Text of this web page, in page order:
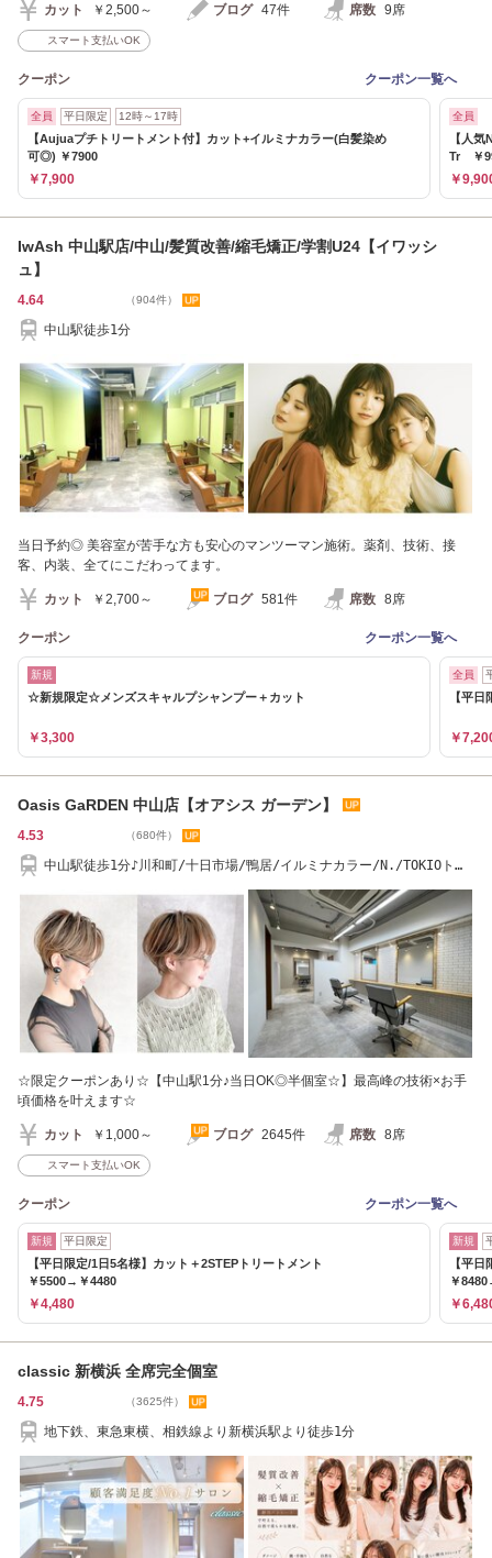
カット ￥2,500～ ブログ 47件 席数 9席
スマート支払いOK
クーポン クーポン一覧へ
全員 平日限定 12時～17時
【Aujuaプチトリートメント付】カット+イルミナカラー(白髪染め
可◎) ￥7900
￥7,900
全員
【人
Tr ￥
￥
IwAsh 中山駅店/中山/髪質改善/縮毛矯正/学割U24【イワッシ
ュ】
4.64 （904件）
中山駅徒歩1分
当日予約◎ 美容室が苦手な方も安心のマンツーマン施術。薬剤、技術、接
客、内装、全てにこだわってます。
カット ￥2,700～ ブログ 581件 席数 8席
クーポン クーポン一覧へ
新規
☆新規限定☆メンズスキャルプシャンプー＋カット
￥3,300
全員
【平
￥
Oasis GaRDEN 中山店【オアシス ガーデン】
4.53 （680件）
中山駅徒歩1分♪川和町/十日市場/鴨居/イルミナカラー/N./TOKIOトリ
☆限定クーポンあり☆【中山駅1分♪当日OK◎半個室☆】最高峰の技術×お手
頃価格を叶えます☆
カット ￥1,000～ ブログ 2645件 席数 8席
スマート支払いOK
クーポン クーポン一覧へ
新規 平日限定
【平日限定/1日5名様】カット＋2STEPトリートメント
￥5500→￥4480
￥4,480
新規
【平
￥
￥
classic 新横浜 全席完全個室
4.75 （3625件）
地下鉄、東急東横、相鉄線より新横浜駅より徒歩1分